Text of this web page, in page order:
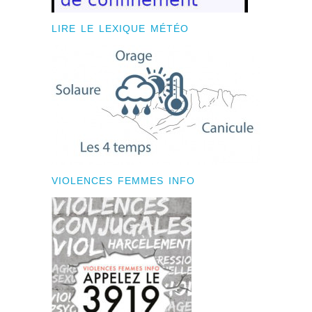
LIRE LE LEXIQUE MÉTÉO
VIOLENCES FEMMES INFO